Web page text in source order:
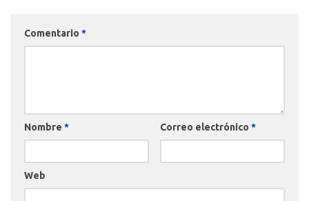
Comentario *
Nombre * Correo electrónico *
Web